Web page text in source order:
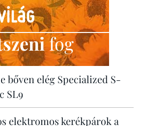
fog
bőven elég Specialized S-
SL9
elektromos kerékpárok a